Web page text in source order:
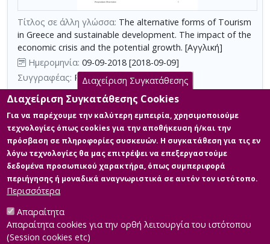
χρήση
επιπλέον
κριτηρίων
αναζήτησης
Τίτλος σε άλλη γλώσσα: The alternative forms of Tourism
in Greece and sustainable development. The impact of the
economic crisis and the potential growth. [Αγγλική]
Ημερομηνία: 09-09-2018 [2018-09-09]
Συγγραφέας: Rouki, Maria
Σχολή: Σχολή Κοινωνικών Επιστημών
Τμήμα:
Διοίκηση Επιχειρήσεων (MBA)
Περίληψη (Abstract): Since 2015, the primary objective of both the
United Nations and the EU is to foster sustainable development
as the only lever to ensure the well-being of both the present
and the future generation. The development of alternative forms
of tourism is now being promoted as the most suitable ground
for the application of the principles of sustainable development
in the tourism sector due to their red...
Διαχείριση Συγκατάθεσης
Διαχείριση Συγκατάθεσης Cookies
Για να παρέχουμε την καλύτερη εμπειρία, χρησιμοποιούμε
τεχνολογίες όπως cookies για την αποθήκευση ή/και την
πρόσβαση σε πληροφορίες συσκευών. Η συγκατάθεση για τις εν
λόγω τεχνολογίες θα μας επιτρέψει να επεξεργαστούμε
δεδομένα προσωπικού χαρακτήρα, όπως συμπεριφορά
περιήγησης ή μοναδικά αναγνωριστικά σε αυτόν τον ιστότοπο.
Περισσότερα
Απαραίτητα
Απαραίτητα cookies για την ορθή λειτουργία του ιστότοπου
(Session cookies etc)